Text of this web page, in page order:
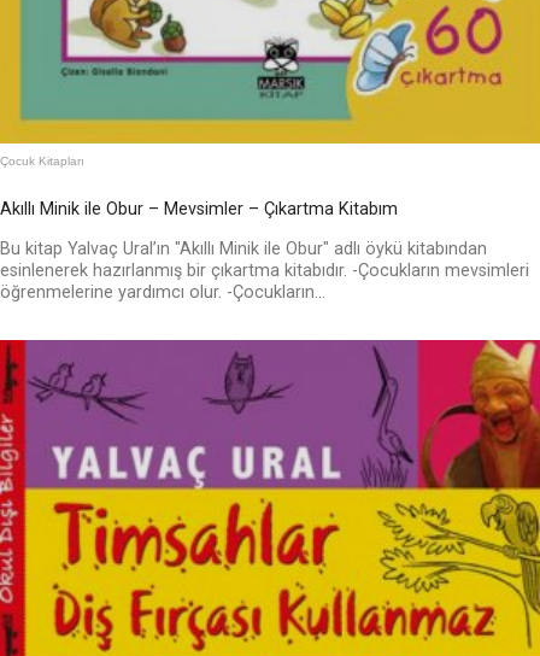
Çocuk Kitapları
Akıllı Minik ile Obur – Mevsimler – Çıkartma Kitabım
Bu kitap Yalvaç Ural’ın "Akıllı Minik ile Obur" adlı öykü kitabından
esinlenerek hazırlanmış bir çıkartma kitabıdır. -Çocukların mevsimleri
öğrenmelerine yardımcı olur. -Çocukların...